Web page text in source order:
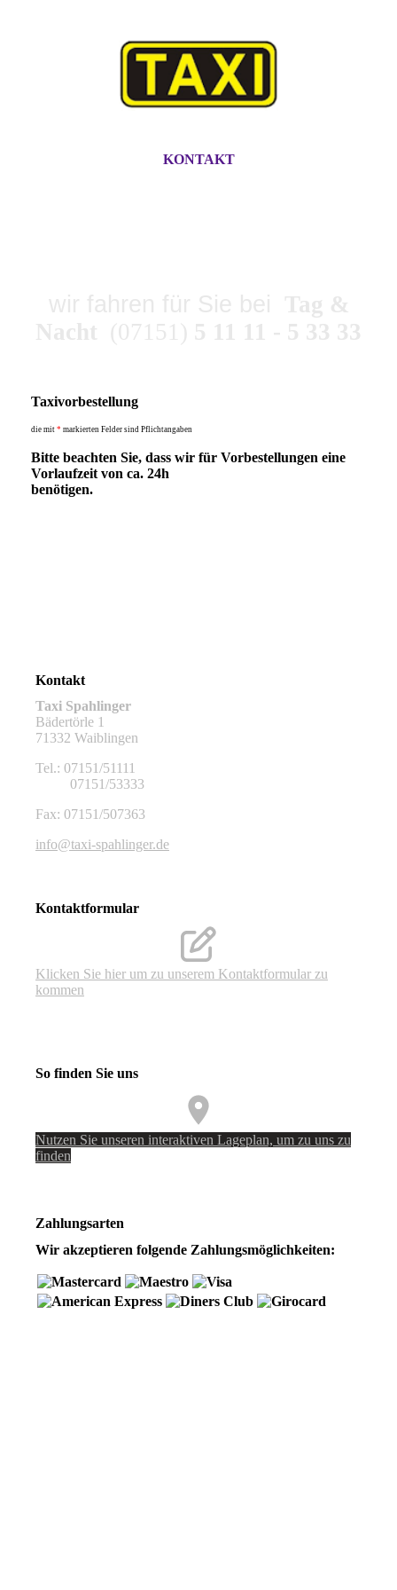
KONTAKT
Taxivorbestellung
die mit * markierten Felder sind Pflichtangaben
Bitte beachten Sie, dass wir für Vorbestellungen eine
Vorlaufzeit von ca. 24h
benötigen.
Kontakt
Taxi Spahlinger
Bädertörle 1
71332 Waiblingen
Tel.: 07151/51111
07151/53333
Fax: 07151/507363
info@taxi-spahlinger.de
Kontaktformular
Klicken Sie hier um zu unserem Kon­takt­for­mu­lar zu
kommen
So finden Sie uns
Nutzen Sie unseren interaktiven La­ge­plan, um zu uns zu
finden
Zahlungsarten
Wir akzeptieren folgende Zahlungsmöglichkeiten: